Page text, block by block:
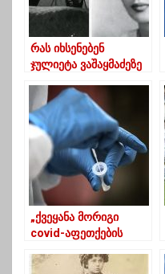
რას იხსენებენ
ჯულიეტა ვაშაყმაძეზე
კინოპარტნიორები
„ქვეყანა მორიგი
covid-აფეთქების
„კურაციოს“